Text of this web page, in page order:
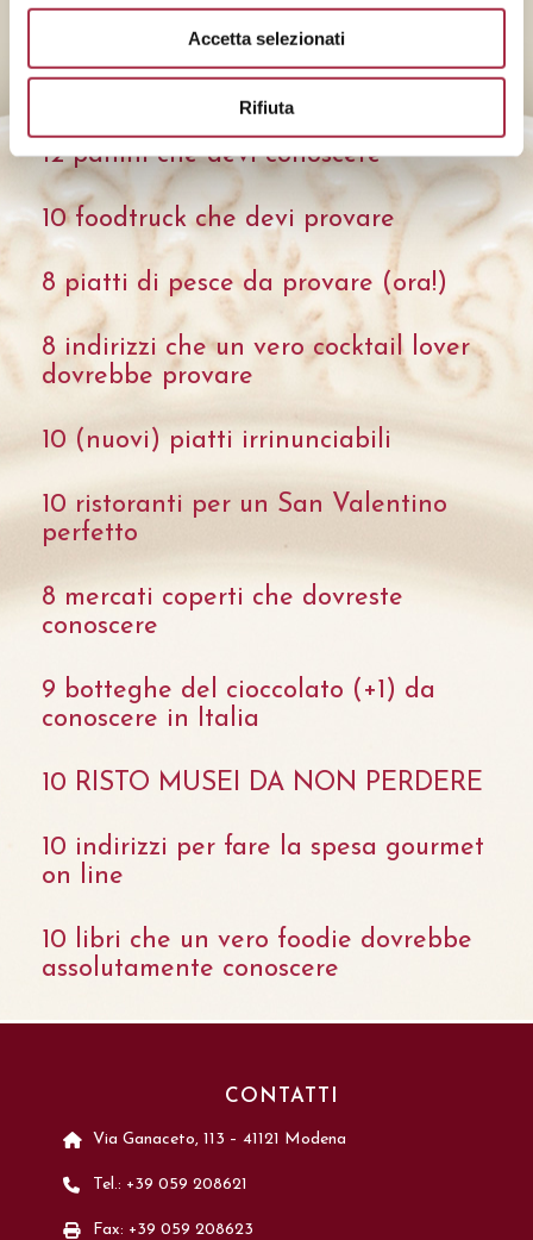
Accetta selezionati
Rifiuta
10 gelati amarcord che hanno
12 panini che devi conoscere
10 foodtruck che devi provare
8 piatti di pesce da provare (ora!)
8 indirizzi che un vero cocktail lover
dovrebbe provare
10 (nuovi) piatti irrinunciabili
10 ristoranti per un San Valentino
perfetto
8 mercati coperti che dovreste
conoscere
9 botteghe del cioccolato (+1) da
conoscere in Italia
10 RISTO MUSEI DA NON PERDERE
10 indirizzi per fare la spesa gourmet
on line
10 libri che un vero foodie dovrebbe
assolutamente conoscere
CONTATTI
Via Ganaceto, 113 – 41121 Modena
Tel.: +39 059 208621
Fax: +39 059 208623